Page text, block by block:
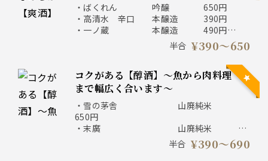
・ばくれん 吟醸 650円
・高清水 辛口 本醸造 390円
・一ノ蔵 本醸造 490円
・〆張鶴 特別本醸造 590円
・越乃景虎 超辛口 普通酒 490円
・澤乃井 普通酒 490円
・あたごのまつ 本醸造 490円
・雨後の月 純米 590円
半合 ¥390〜650
コクがある【醇酒】～魚から肉料理
まで幅広く合います～
・雪の茅舎 山廃純米
650円
・末廣 山廃純米
・惣誉 生もと純米
半合 ¥390〜690